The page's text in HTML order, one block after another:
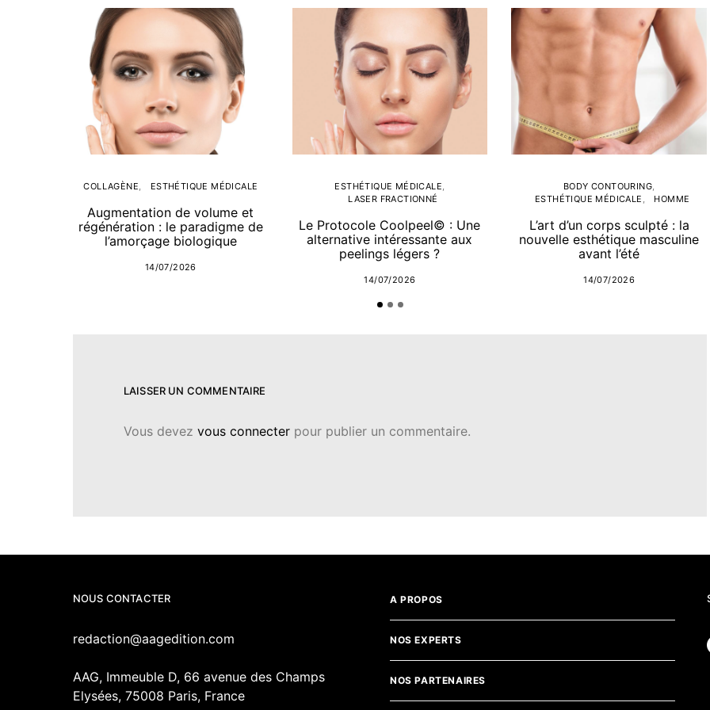
COLLAGÈNE ESTHÉTIQUE MÉDICALE
Augmentation de volume et
régénération : le paradigme de
l’amorçage biologique
14/07/2026
ESTHÉTIQUE MÉDICALE
LASER FRACTIONNÉ
Le Protocole Coolpeel© : Une
alternative intéressante aux
peelings légers ?
14/07/2026
BODY CONTOURING
ESTHÉTIQUE MÉDICALE
HOMME
L’art d’un corps sculpté : la
nouvelle esthétique masculine
avant l’été
14/07/2026
LAISSER UN COMMENTAIRE
Vous devez vous connecter pour publier un commentaire.
NOUS CONTACTER
redaction@aagedition.com
AAG, Immeuble D, 66 avenue des Champs
Elysées, 75008 Paris, France
A PROPOS
NOS EXPERTS
NOS PARTENAIRES